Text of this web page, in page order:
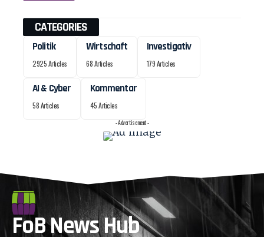
CATEGORIES
Politik
2925 Articles
Wirtschaft
68 Articles
Investigativ
179 Articles
AI & Cyber
58 Articles
Kommentar
45 Articles
- Advertisement -
FoB News Hub